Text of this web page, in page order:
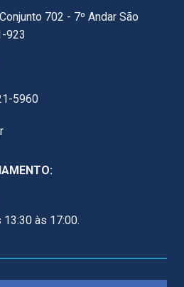
702 - 7º Andar São
923
5960
às 17:00.